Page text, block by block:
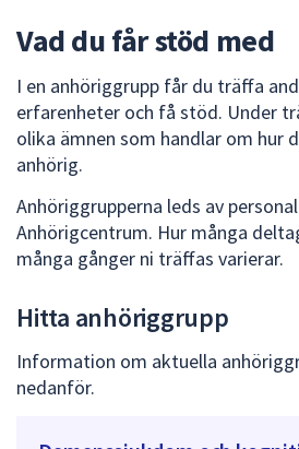
Vad du får stöd med
I en anhöriggrupp får du träffa
erfarenheter och få stöd. Under
olika ämnen som handlar om hur
anhörig.
Anhöriggrupperna leds av
Anhörigcentrum. Hur många
många gånger ni träffas varierar.
Hitta anhöriggrupp
Information om aktuella
nedanför.